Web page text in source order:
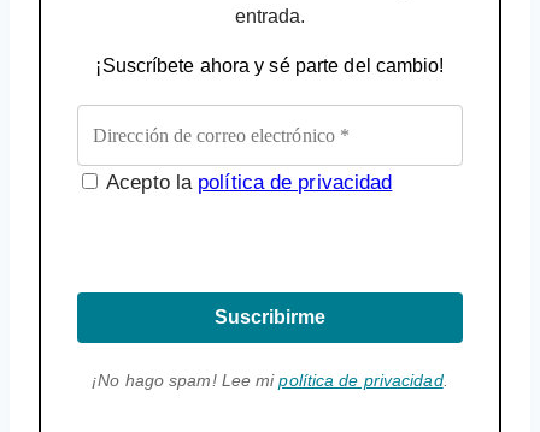
entrada.
¡Suscríbete ahora y sé parte del cambio!
Acepto la política de privacidad
Suscribirme
¡No hago spam! Lee mipolítica de privacidad.